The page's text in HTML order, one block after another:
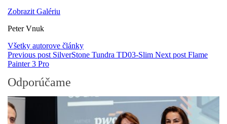
Zobrazit Galériu
Peter Vnuk
Všetky autorove články
Previous post SilverStone Tundra TD03-Slim Next post Flame
Painter 3 Pro
Odporúčame